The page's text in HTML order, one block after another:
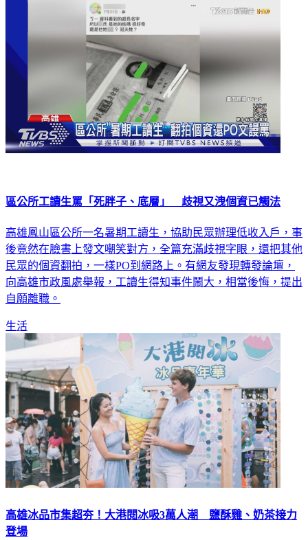
區公所工讀生罵「死胖子、底層」 歧視又洩個資已觸法
高雄鳳山區公所一名暑期工讀生，協助民眾辦理低收入戶，事
後竟然在臉書上發文嘲笑對方，全篇充滿歧視字眼，還把其他
民眾的個資翻拍，一樣PO到網路上。有網友發現轉發論壇，
向高雄市政風處舉報，工讀生得知事件鬧大，相當後悔，提出
自願離職。
生活
高雄冰品市集超夯！大港閱冰吸3萬人潮 鹽酥雞、奶茶接力
登場